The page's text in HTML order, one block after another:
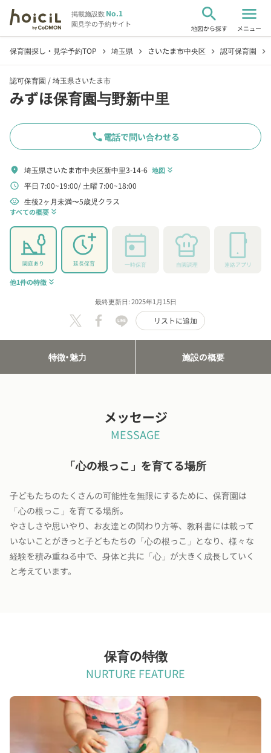
掲載施設数No.1
園見学の予約サイト
search
地図から探す
menu
メニュー
保育園探し・見学予約TOP chevron_right 埼玉県 chevron_right さいたま市中央区 chevron_right 認可保育園 chevron_right
認可保育園 /埼玉県さいたま市
みずほ保育園与野新中里
phone電話で問い合わせる
location_on 埼玉県さいたま市中央区新中里3-14-6 地図 keyboard_double_arrow_down
schedule 平日 7:00~19:00 土曜 7:00~18:00
child_care 生後2ヶ月未満〜5歳児クラス
すべての概要 keyboard_double_arrow_down
園庭あり 延長保育 一時保育 自園調理 連絡アプリ
他1件の特徴 keyboard_double_arrow_down
最終更新日: 2025年1月15日
リストに追加
特徴・魅力 施設の概要
メッセージ
MESSAGE
「心の根っこ」を育てる場所
子どもたちのたくさんの可能性を無限にするために、保育園は
「心の根っこ」を育てる場所。
やさしさや思いやり、お友達との関わり方等、教科書には載って
いないことがきっと子どもたちの「心の根っこ」となり、様々な
経験を積み重ねる中で、身体と共に「心」が大きく成長していく
と考えています。
保育の特徴
NURTURE FEATURE